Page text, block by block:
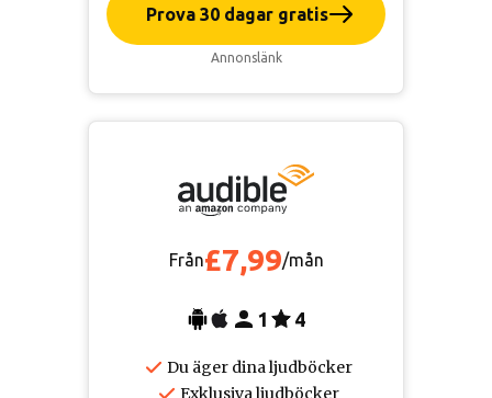
Prova 30 dagar gratis
Annonslänk
Från£7,99/mån
1 4
Du äger dina ljudböcker
Exklusiva ljudböcker